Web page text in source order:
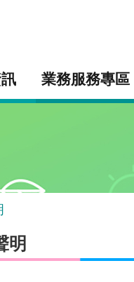
業務服務專區
明